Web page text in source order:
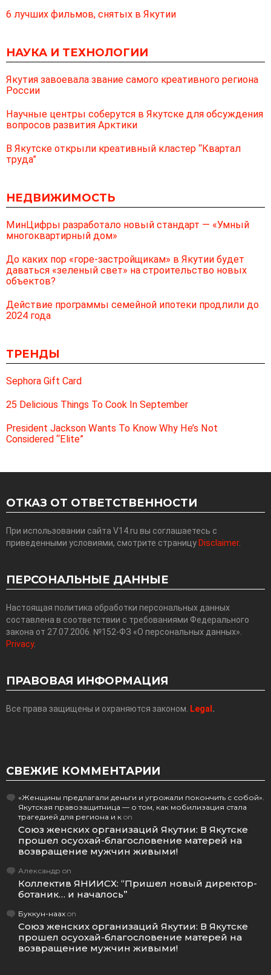
6 лучших фильмов, снятых в Якутии
НАУКА И ТЕХНОЛОГИИ
Якутия завоевала звание самого креативного региона
России
Научные центры соберутся в Якутске для обсуждения
вопросов развития Арктики
В Якутске открыли креативный кластер “Квартал
труда”
НЕДВИЖИМОСТЬ
МинЦифры разработало новый стандарт — «Умный
многоквартирный дом»
До каких пор «горе-застройщикам» в Якутии будет
даваться «зеленый свет» на строительство новых
объектов?
Действие программы семейной ипотеки продлили до
2024 года
ТРЕНДЫ
Sephora Gift Card
25 Delicious Things To Cook In September
President Jackson Wants To Know Why He’s Not
Considered “Elite”
ОТКАЗ ОТ ОТВЕТСТВЕННОСТИ
При использовании сайта V14.ru вы соглашаетесь с
приведенными условиями, смотрите страницу Disclaimer.
ПЕРСОНАЛЬНЫЕ ДАННЫЕ
Настоящая политика обработки персональных данных
составлена в соответствии с требованиями Федерального
закона от 27.07.2006. №152-ФЗ «О персональных данных».
Privacy.
ПРАВОВАЯ ИНФОРМАЦИЯ
Все права защищены и охраняются законом. Legal .
СВЕЖИЕ КОММЕНТАРИИ
«Женщины предлагали деньги и угрожали покончить с собой».
Якутская правозащитница — о том, как мобилизация стала
трагедией для региона и к on
Союз женских организаций Якутии: В Якутске
прошел осуохай-благословение матерей на
возвращение мужчин живыми!
Александр on
Коллектив ЯНИИСХ: “Пришел новый директор-
ботаник… и началось”
Буккун-наах on
Союз женских организаций Якутии: В Якутске
прошел осуохай-благословение матерей на
возвращение мужчин живыми!